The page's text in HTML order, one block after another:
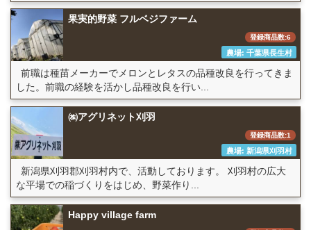
果実的野菜 フルベジファーム
登録商品数:6
農場: 千葉県長生村
前職は種苗メーカーでメロンとレタスの品種改良を行ってきま
した。前職の経験を活かし品種改良を行い...
㈱アグリネット刈羽
登録商品数:1
農場: 新潟県刈羽村
新潟県刈羽郡刈羽村内で、活動しております。 刈羽村の広大
な平場での稲づくりをはじめ、野菜作り...
Happy village farm